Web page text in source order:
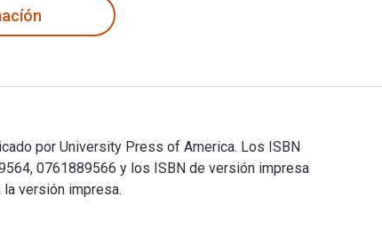
por University Press of America. Los ISBN
0761889566 y los ISBN de versión impresa
versión impresa.